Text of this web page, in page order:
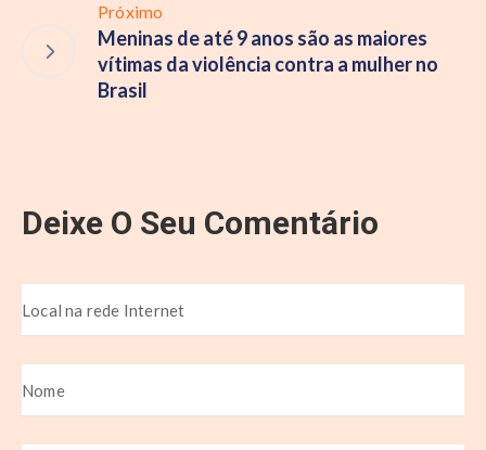
Próximo
Meninas de até 9 anos são as maiores
vítimas da violência contra a mulher no
Brasil
Deixe O Seu Comentário